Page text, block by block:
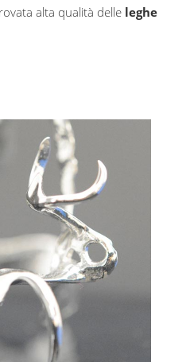
alta qualità delle leghe